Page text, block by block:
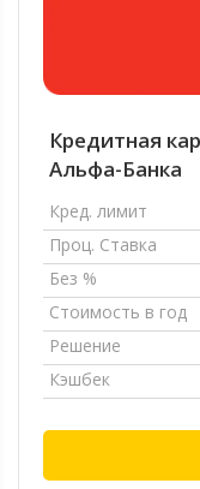
Кредитная
Альфа-Банка
Кред. лимит
Проц. Ставка
Без %
Стоимость в год
Решение
Кэшбек